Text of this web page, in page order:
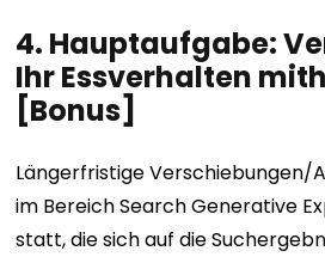
4. Hauptaufgabe:
Ihr Essverhalten
[Bonus]
Längerfristige Verschiebungen/
im Bereich Search Generative
statt, die sich auf die